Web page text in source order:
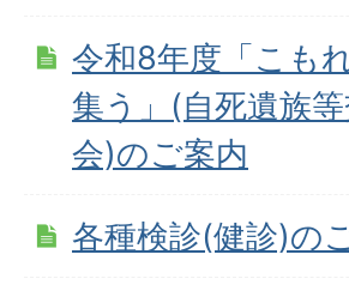
令和8年度「こも
集う」(自死遺族
会)のご案内
各種検診(健診)の